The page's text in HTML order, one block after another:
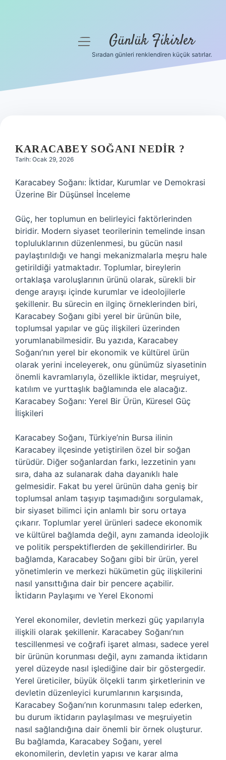
Hakkımızda
menüyü Günlük Fikirler
Sıradan günleri renklendiren küçük satırlar.
KARACABEY SOĞANI NEDIR ?
Tarih: Ocak 29, 2026
Karacabey Soğanı: İktidar, Kurumlar ve Demokrasi
Üzerine Bir Düşünsel İnceleme
Güç, her toplumun en belirleyici faktörlerinden
biridir. Modern siyaset teorilerinin temelinde insan
topluluklarının düzenlenmesi, bu gücün nasıl
paylaştırıldığı ve hangi mekanizmalarla meşru hale
getirildiği yatmaktadır. Toplumlar, bireylerin
ortaklaşa varoluşlarının ürünü olarak, sürekli bir
denge arayışı içinde kurumlar ve ideolojilerle
şekillenir. Bu sürecin en ilginç örneklerinden biri,
Karacabey Soğanı gibi yerel bir ürünün bile,
toplumsal yapılar ve güç ilişkileri üzerinden
yorumlanabilmesidir. Bu yazıda, Karacabey
Soğanı’nın yerel bir ekonomik ve kültürel ürün
olarak yerini inceleyerek, onu günümüz siyasetinin
önemli kavramlarıyla, özellikle iktidar, meşruiyet,
katılım ve yurttaşlık bağlamında ele alacağız.
Karacabey Soğanı: Yerel Bir Ürün, Küresel Güç
İlişkileri
Karacabey Soğanı, Türkiye’nin Bursa ilinin
Karacabey ilçesinde yetiştirilen özel bir soğan
türüdür. Diğer soğanlardan farkı, lezzetinin yanı
sıra, daha az sulanarak daha dayanıklı hale
gelmesidir. Fakat bu yerel ürünün daha geniş bir
toplumsal anlam taşıyıp taşımadığını sorgulamak,
bir siyaset bilimci için anlamlı bir soru ortaya
çıkarır. Toplumlar yerel ürünleri sadece ekonomik
ve kültürel bağlamda değil, aynı zamanda ideolojik
ve politik perspektiflerden de şekillendirirler. Bu
bağlamda, Karacabey Soğanı gibi bir ürün, yerel
yönetimlerin ve merkezi hükümetin güç ilişkilerini
nasıl yansıttığına dair bir pencere açabilir.
İktidarın Paylaşımı ve Yerel Ekonomi
Yerel ekonomiler, devletin merkezi güç yapılarıyla
ilişkili olarak şekillenir. Karacabey Soğanı’nın
tescillenmesi ve coğrafi işaret alması, sadece yerel
bir ürünün korunması değil, aynı zamanda iktidarın
yerel düzeyde nasıl işlediğine dair bir göstergedir.
Yerel üreticiler, büyük ölçekli tarım şirketlerinin ve
devletin düzenleyici kurumlarının karşısında,
Karacabey Soğanı’nın korunmasını talep ederken,
bu durum iktidarın paylaşılması ve meşruiyetin
nasıl sağlandığına dair önemli bir örnek oluşturur.
Bu bağlamda, Karacabey Soğanı, yerel
ekonomilerin, devletin yapısı ve karar alma